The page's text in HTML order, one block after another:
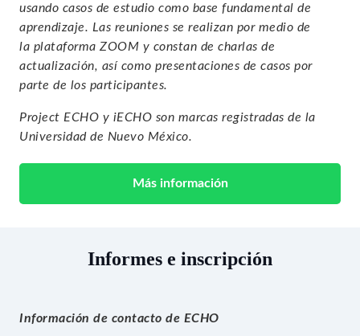
usando casos de estudio como base fundamental de
aprendizaje. Las reuniones se realizan por medio de
la plataforma ZOOM y constan de charlas de
actualización, así como presentaciones de casos por
parte de los participantes.
Project ECHO y iECHO son marcas registradas de la
Universidad de Nuevo México.
Más información
Informes e inscripción
Información de contacto de ECHO